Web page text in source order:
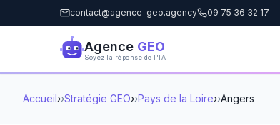
contact@agence-geo.agency 09 75 36 32 17
Agence GEO
Soyez la réponse de l'IA
Accueil› Stratégie GEO› Pays de la Loire› Angers